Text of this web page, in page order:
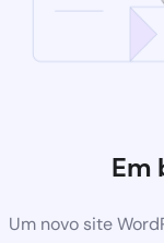
Em
Um novo site